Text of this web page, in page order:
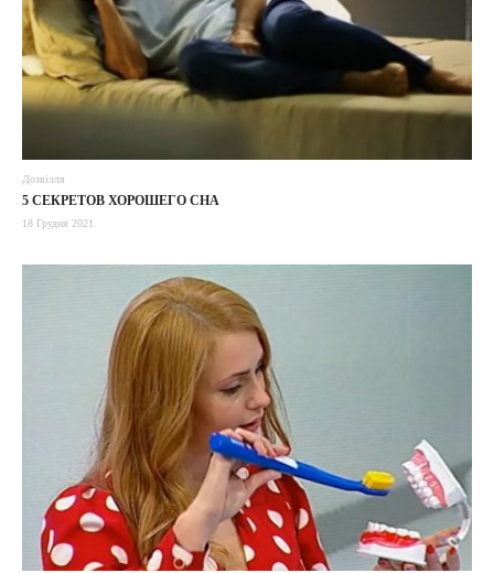
Дозвілля
5 СЕКРЕТОВ ХОРОШЕГО СНА
18 Грудня 2021